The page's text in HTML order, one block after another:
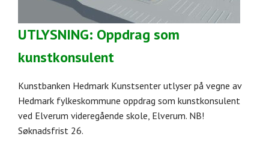
UTLYSNING: Oppdrag som
kunstkonsulent
Kunstbanken Hedmark Kunstsenter utlyser på vegne av
Hedmark fylkeskommune oppdrag som kunstkonsulent
ved Elverum videregående skole, Elverum. NB!
Søknadsfrist 26.